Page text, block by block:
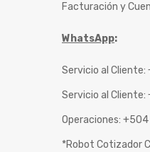
Facturación y
WhatsApp:
Servicio al
Servicio al
Operaciones:
*Robot Cotizador